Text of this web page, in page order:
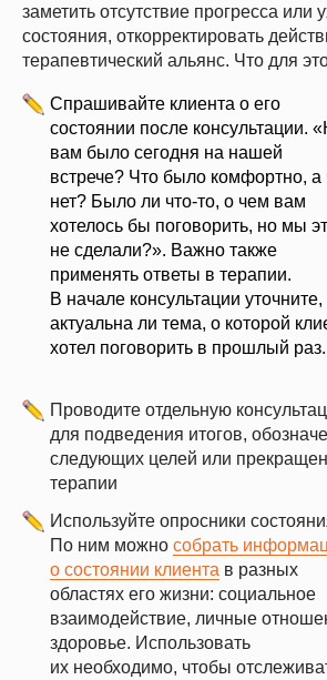
заметить отсутствие прогресса или
состояния, откорректировать
терапевтический альянс. Что для
Спрашивайте клиента о его
состоянии после консультации.
вам было сегодня на нашей
встрече? Что было комфортно, а
нет? Было ли что-то, о чем вам
хотелось бы поговорить, но мы
не сделали?». Важно также
применять ответы в терапии.
В начале консультации уточните,
актуальна ли тема, о которой
хотел поговорить в прошлый раз.
Проводите отдельную
для подведения итогов,
следующих целей или
терапии
Используйте опросники
По ним можно собрать
о состоянии клиента в разных
областях его жизни: социальное
взаимодействие, личные
здоровье. Использовать
их необходимо, чтобы